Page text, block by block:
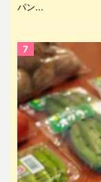
パン...